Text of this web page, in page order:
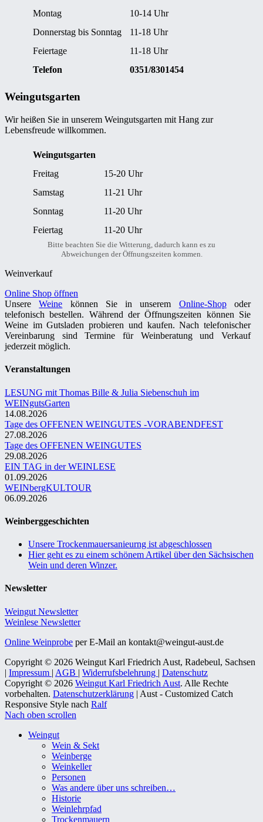
Montag
10-14 Uhr
Donnerstag bis Sonntag
11-18 Uhr
Feiertage
11-18 Uhr
Telefon
0351/8301454
Weingutsgarten
Wir heißen Sie in unserem Weingutsgarten mit Hang zur
Lebensfreude willkommen.
Weingutsgarten
Freitag
15-20 Uhr
Samstag
11-21 Uhr
Sonntag
11-20 Uhr
Feiertag
11-20 Uhr
Bitte beachten Sie die Witterung, dadurch kann es zu
Abweichungen der Öffnungszeiten kommen.
Weinverkauf
Online Shop öffnen
UnsereWeine können Sie in unserem Online-Shopoder
telefonisch bestellen. Während der Öffnungszeiten können Sie
Weine im Gutsladen probieren und kaufen. Nach telefonischer
Vereinbarung sind Termine für Weinberatung und Verkauf
jederzeit möglich.
Veranstaltungen
LESUNG mit Thomas Bille & Julia Siebenschuh im
WEINgutsGarten
14.08.2026
Tage des OFFENEN WEINGUTES -VORABENDFEST
27.08.2026
Tage des OFFENEN WEINGUTES
29.08.2026
EIN TAG in der WEINLESE
01.09.2026
WEINbergKULTOUR
06.09.2026
Weinberggeschichten
Unsere Trockenmauersanieurng ist abgeschlossen
Hier geht es zu einem schönem Artikel über den Sächsischen
Wein und deren Winzer.
Newsletter
Weingut Newsletter
Weinlese Newsletter
Online Weinprobe per E-Mail an kontakt@weingut-aust.de
Copyright © 2026 Weingut Karl Friedrich Aust, Radebeul, Sachsen
| Impressum | AGB | Widerrufsbelehrung | Datenschutz
Copyright © 2026 Weingut Karl Friedrich Aust. Alle Rechte
vorbehalten. Datenschutzerklärung | Aust - Customized Catch
Responsive Style nach Ralf
Nach oben scrollen
Weingut
Wein & Sekt
Weinberge
Weinkeller
Personen
Was andere über uns schreiben…
Historie
Weinlehrpfad
Trockenmauern